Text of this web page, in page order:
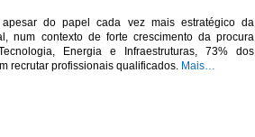
do papel cada vez mais estratégico da
num contexto de forte crescimento da procura
Energia e Infraestruturas, 73% dos
recrutar profissionais qualificados. Mais…